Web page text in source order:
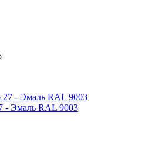
- Эмаль RAL 9003